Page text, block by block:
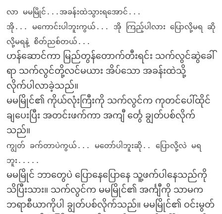
လာ မမမြိုင်...အခန်းထဲသွားရအောင်...
အို... မကောင်းပါဘူးကွယ်... အို ကြည့်ပါလား ပြောလို့မရ ဆို
လို့မရနဲ့ စိတ်ညစ်တယ်...
ဟန်ဆောင်ကာ မြည်တွန်တောက်တီးရင်း သက်လွင်ဆွဲခေါ်
ရာ သက်လွင်တို့လင်မယား အိပ်သော အခန်းထဲသို့
လိုက်ပါလာခဲ့သည်။
မမမြိုင်၏ ကိုယ်လုံးကြီးကို သက်လွင်က ကုတင်ပေါ်ထိုင်
ချပေးပြီး အတင်းဖက်ကာ အကျီ င်္တွေ ချွတ်ပစ်လိုက်
သည်။
ကျွတ် ခက်တာပဲကွယ်... မတော်ပါဘူးဆို.. ပြောလို့လဲ မရ
ဘူး.....
မမမြိုင် ဘာတွေပဲ ပြောနေပြောနေ သူ့ဖက်ပါနေသည်ကို
သိပြီးသား။ သက်လွင်က မမမြိုင်၏ အင်္ကျီကို သာမက
ဘရာစီယာကိုပါ ချွတ်ပစ်လိုက်သည်။ မမမြိုင်၏ ဝင်းမွတ်